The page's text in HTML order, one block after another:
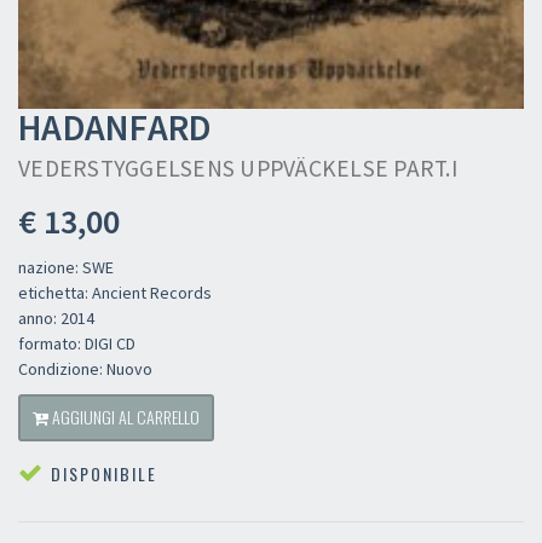
HADANFARD
VEDERSTYGGELSENS UPPVÄCKELSE PART.I
€ 13,00
nazione: SWE
etichetta: Ancient Records
anno: 2014
formato: DIGI CD
Condizione: Nuovo
AGGIUNGI AL CARRELLO
DISPONIBILE